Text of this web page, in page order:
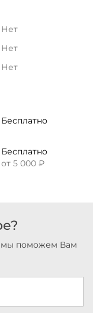
Нет
Нет
Нет
Бесплатно
Бесплатно
от 5 000 ₽
мы поможем Вам